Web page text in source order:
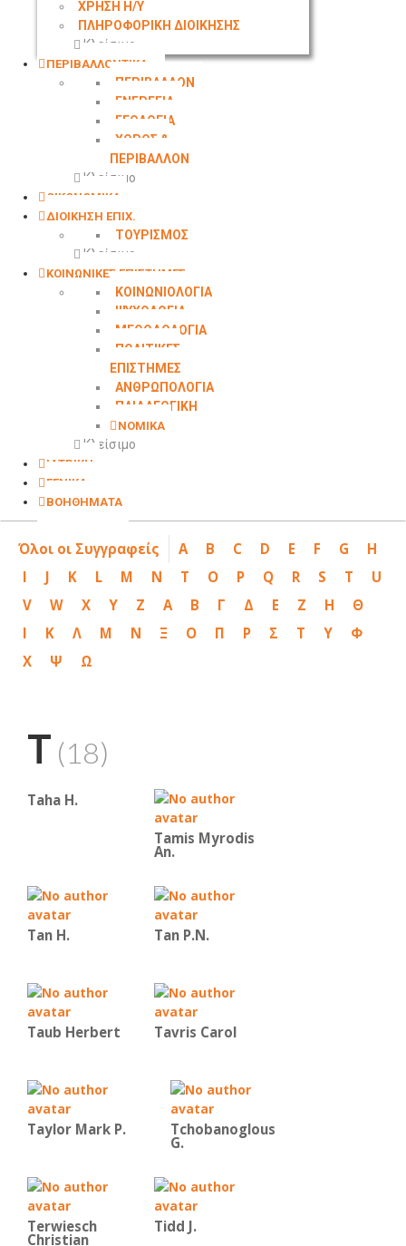
ΧΡΗΣΗ Η/Υ
ΠΛΗΡΟΦΟΡΙΚΗ ΔΙΟΙΚΗΣΗΣ
Κλείσιμο
ΠΕΡΙΒΑΛΛΟΝΤΙΚΑ
ΠΕΡΙΒΑΛΛΟΝ
ΕΝΕΡΓΕΙΑ
ΓΕΩΛΟΓΙΑ
ΧΩΡΟΣ &
ΠΕΡΙΒΑΛΛΟΝ
Κλείσιμο
ΟΙΚΟΝΟΜΙΚΑ
ΔΙΟΙΚΗΣΗ ΕΠΙΧ.
ΤΟΥΡΙΣΜΟΣ
Κλείσιμο
ΚΟΙΝΩΝΙΚΕΣ ΕΠΙΣΤΗΜΕΣ
ΚΟΙΝΩΝΙΟΛΟΓΙΑ
ΨΥΧΟΛΟΓΙΑ
ΜΕΘΟΔΟΛΟΓΙΑ
ΠΟΛΙΤΙΚΕΣ
ΕΠΙΣΤΗΜΕΣ
ΑΝΘΡΩΠΟΛΟΓΙΑ
ΠΑΙΔΑΓΩΓΙΚΗ
ΝΟΜΙΚΑ
Κλείσιμο
ΙΑΤΡΙΚΗ
ΓΕΝΙΚΑ
ΒΟΗΘΗΜΑΤΑ
Όλοι οι Συγγραφείς A B C D E F G
H
I
J K L M N T O P Q R S T
U
V
W X Y Z Α Β Γ Δ Ε Ζ Η
Θ
Ι
Κ Λ Μ Ν Ξ Ο Π Ρ Σ Τ Υ
Φ
Χ
Ψ Ω
T (18)
Taha H.
Tamis Myrodis
An.
Tan H. Tan P.N.
Taub Herbert Tavris Carol
Taylor Mark P. Tchobanoglous
G.
Terwiesch
Christian
Tidd J.